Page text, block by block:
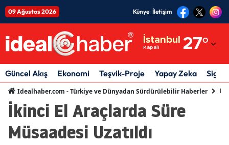
09 Ağustos 2026 Künye İletişim
İstanbul
Kapalı 27°
Adıyaman
Afyonkarahisar
Ağrı
Amasya
Güncel Akış Ekonomi Teşvik-Proje Yapay Zeka
Idealhaber.com - Türkiye ve Dünyadan Sürdürülebilir Haberler
İkinci El Araçlarda Süre
Müsaadesi Uzatıldı